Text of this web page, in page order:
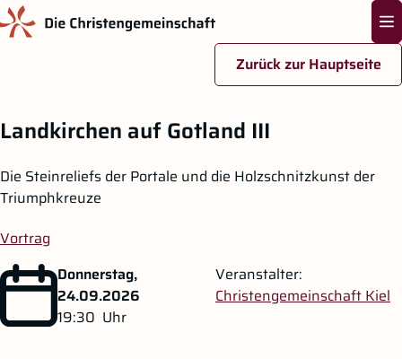
Zurück zur Hauptseite
Landkirchen auf Gotland III
Die Steinreliefs der Portale und die Holzschnitzkunst der
Triumphkreuze
Vortrag
Donnerstag,
24.09.2026
19:30 Uhr
Veranstalter:
Christengemeinschaft Kiel